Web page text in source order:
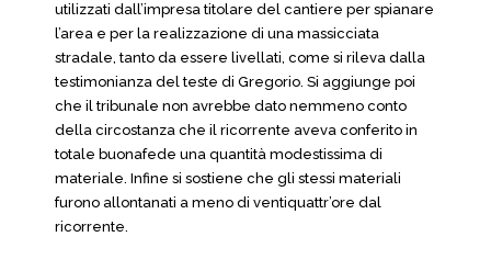
utilizzati dall’impresa titolare del cantiere per spianare
l’area e per la realizzazione di una massicciata
stradale, tanto da essere livellati, come si rileva dalla
testimonianza del teste di Gregorio. Si aggiunge poi
che il tribunale non avrebbe dato nemmeno conto
della circostanza che il ricorrente aveva conferito in
totale buonafede una quantità modestissima di
materiale. Infine si sostiene che gli stessi materiali
furono allontanati a meno di ventiquattr’ore dal
ricorrente.